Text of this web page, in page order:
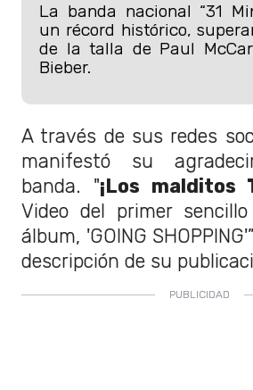
La banda nacional “31
un récord histórico,
de la talla de Paul
Bieber.
A través de sus redes
manifestó su
banda. "¡Los malditos
Video del primer
álbum, 'GOING
descripción de su